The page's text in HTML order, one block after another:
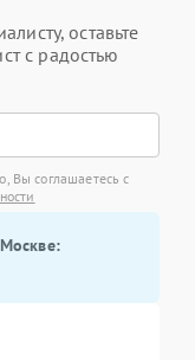
оставьте
с радостью
Вы соглашаетесь с